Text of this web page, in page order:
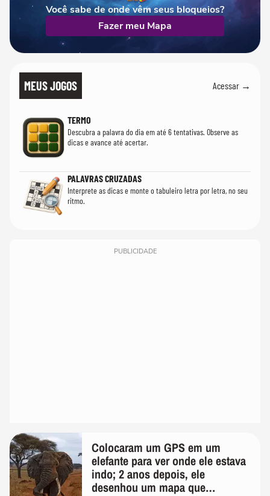
Você sabe de onde vêm seus bloqueios?
Fazer meu Mapa
MEUS JOGOS Acessar →
TERMO
Descubra a palavra do dia em até 6 tentativas. Observe as
dicas e avance até acertar.
PALAVRAS CRUZADAS
Interprete as dicas e monte o tabuleiro letra por letra, no seu
ritmo.
PUBLICIDADE
Colocaram um GPS em um
elefante para ver onde ele estava
indo; 2 anos depois, ele
desenhou um mapa que